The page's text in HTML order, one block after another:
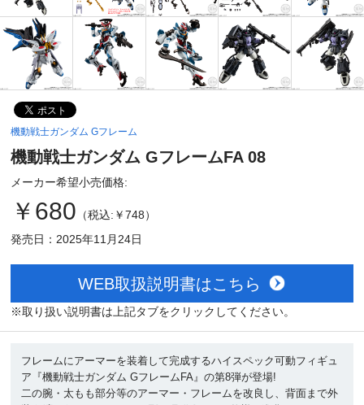
機動戦士ガンダム Gフレーム
機動戦士ガンダム GフレームFA 08
メーカー希望小売価格:
￥680 （税込:￥748）
発売日：2025年11月24日
WEB取扱説明書はこちら
※取り扱い説明書は上記タブをクリックしてください。
フレームにアーマーを装着して完成するハイスペック可動フィギュ
ア『機動戦士ガンダム GフレームFA』の第8弾が登場!
二の腕・太もも部分等のアーマー・フレームを改良し、背面まで外